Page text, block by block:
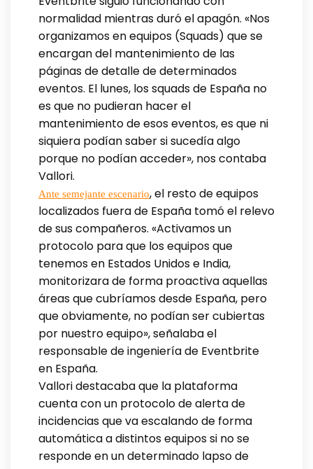
normalidad mientras duró el apagón. «Nos
organizamos en equipos (Squads) que se
encargan del mantenimiento de las
páginas de detalle de determinados
eventos. El lunes, los squads de España no
es que no pudieran hacer el
mantenimiento de esos eventos, es que ni
siquiera podían saber si sucedía algo
porque no podían acceder», nos contaba
Vallori.
Ante semejante escenario, el resto de equipos
localizados fuera de España tomó el relevo
de sus compañeros. «Activamos un
protocolo para que los equipos que
tenemos en Estados Unidos e India,
monitorizara de forma proactiva aquellas
áreas que cubríamos desde España, pero
que obviamente, no podían ser cubiertas
por nuestro equipo», señalaba el
responsable de ingeniería de Eventbrite
en España.
Vallori destacaba que la plataforma
cuenta con un protocolo de alerta de
incidencias que va escalando de forma
automática a distintos equipos si no se
responde en un determinado lapso de